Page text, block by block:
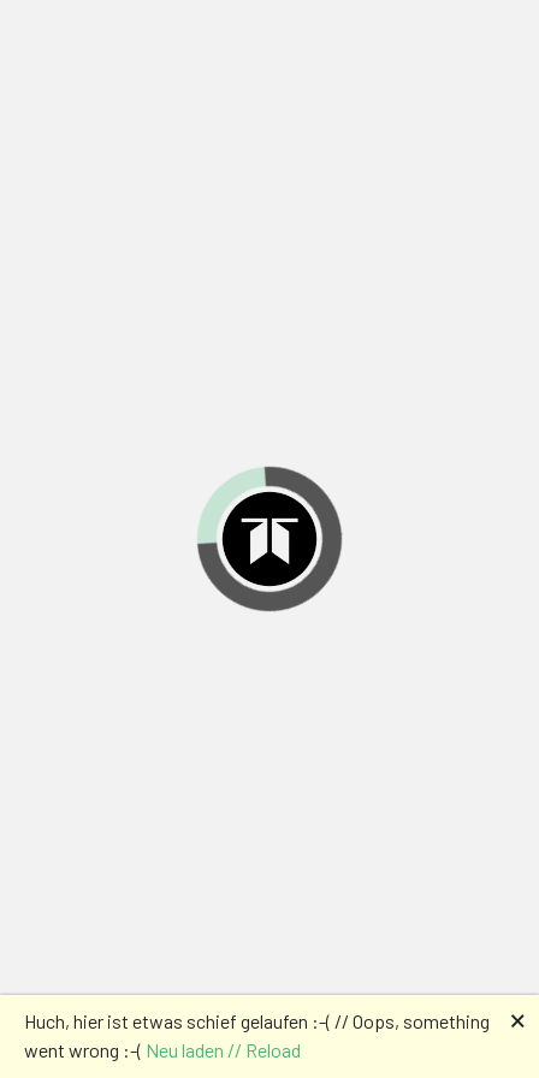
Huch, hier ist etwas schief gelaufen :-( // Oops, something
went wrong :-( Neu laden // Reload
🗙